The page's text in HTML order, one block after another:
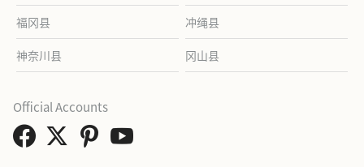
福冈县 冲绳县
神奈川县 冈山县
Official Accounts